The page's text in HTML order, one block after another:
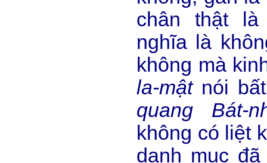
chân thật
nghĩa là
không mà
la-mật nói
quang Bát-
không có liệt
danh mục